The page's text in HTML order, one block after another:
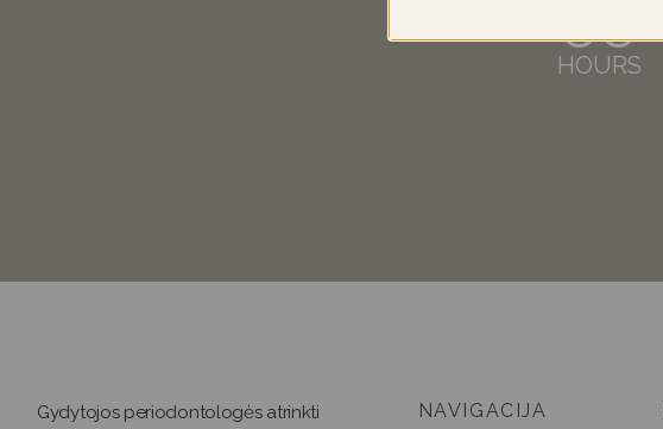
00
HOURS
Gydytojos periodontologės atrinkti NAVIGACIJA